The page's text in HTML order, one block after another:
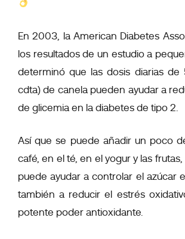
En 2003, la American Diabetes
los resultados de un estudio a
determinó que las dosis diarias de
cdta) de canela pueden ayudar a
de glicemia en la diabetes de tipo 2.
Así que se puede añadir un poco
café, en el té, en el yogur y las
puede ayudar a controlar el azúcar
también a reducir el estrés
potente poder antioxidante.